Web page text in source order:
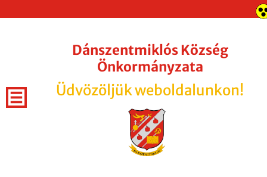
Dánszentmiklós Község
Önkormányzata
Üdvözöljük weboldalunkon!